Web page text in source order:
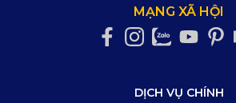
MẠNG XÃ HỘI
DỊCH VỤ CHÍNH